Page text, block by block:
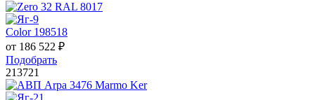
Color 198518
от 186 522 ₽
Подобрать
213721